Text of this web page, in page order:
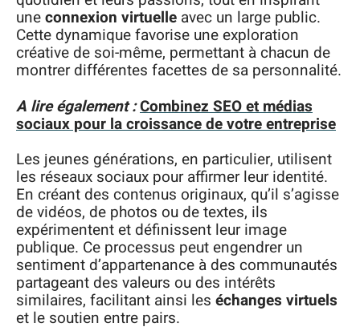
uneconnexion virtuelle avec un large public.
Cette dynamique favorise une exploration
créative de soi-même, permettant à chacun de
montrer différentes facettes de sa personnalité.
A lire également :Combinez SEO et médias
sociaux pour la croissance de votre entreprise
Les jeunes générations, en particulier, utilisent
les réseaux sociaux pour affirmer leur identité.
En créant des contenus originaux, qu’il s’agisse
de vidéos, de photos ou de textes, ils
expérimentent et définissent leur image
publique. Ce processus peut engendrer un
sentiment d’appartenance à des communautés
partageant des valeurs ou des intérêts
similaires, facilitant ainsi les échanges virtuels
et le soutien entre pairs.